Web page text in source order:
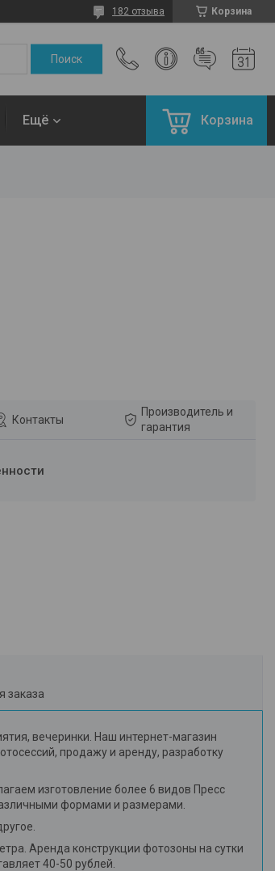
Корзина
182 отзыва
Ещё Корзина
Контакты
Производитель и
гарантия
заказа
вечеринки. Наш интернет-магазин
продажу и аренду, разработку
изготовление более 6 видов Пресс
формами и размерами.
Аренда конструкции фотозоны на сутки
40-50 рублей.